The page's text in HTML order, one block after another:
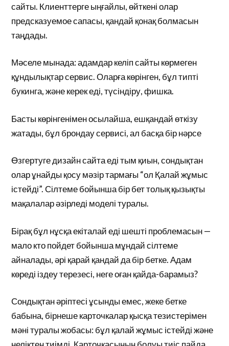
сайты. Клиенттерге ыңғайлы, өйткені олар
предсказуемое сапасы, қандай қонақ болмасын
таңдады.
Мәселе мынада: адамдар келіп сайты көрмеген
құндылықтар сервис. Оларға көрінген, бұл типті
букинга, және керек еді, түсіндіру, фишка.
Басты көрінгенімен осылайша, ешқандай өткізу
жатады, бұл брондау сервисі, ал басқа бір нәрсе
Өзгертуге дизайн сайта еді тым қиын, сондықтан
олар ұнайды қосу мәзір тармағы “ол Қалай жұмыс
істейді”. Сілтеме бойынша бір бет толық қызықты
мақалалар әзірледі моделі туралы.
Бірақ бұл нұсқа екіталай еді шешті проблемасын —
мало кто пойдет бойынша мұндай сілтеме
айналады, әрі қарай қандай да бір бетке. Адам
көреді іздеу терезесі, неге оған қайда-барамыз?
Сондықтан әріптесі ұсынды емес, жеке бетке
бабына, бірнеше карточкалар қысқа тезистерімен
мәні туралы жобасы: бұл қалай жұмыс істейді және